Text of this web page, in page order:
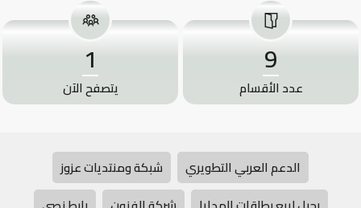
9
عدد الأقسام
1
يتصفح الآن
الدعم العربي التطويري
شبكة ومنتديات عزوز